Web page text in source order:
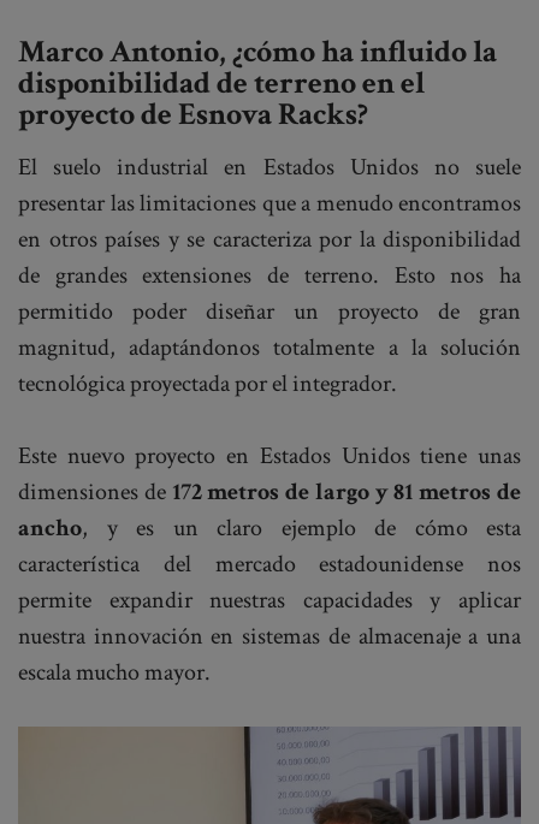
Marco Antonio, ¿cómo ha influido la
disponibilidad de terreno en el
proyecto de Esnova Racks?
El suelo industrial en Estados Unidos no suele
presentar las limitaciones que a menudo encontramos
en otros países y se caracteriza por la disponibilidad
de grandes extensiones de terreno. Esto nos ha
permitido poder diseñar un proyecto de gran
magnitud, adaptándonos totalmente a la solución
tecnológica proyectada por el integrador.
Este nuevo proyecto en Estados Unidos tiene unas
dimensiones de 172 metros de largo y 81 metros de
ancho, y es un claro ejemplo de cómo esta
característica del mercado estadounidense nos
permite expandir nuestras capacidades y aplicar
nuestra innovación en sistemas de almacenaje a una
escala mucho mayor.